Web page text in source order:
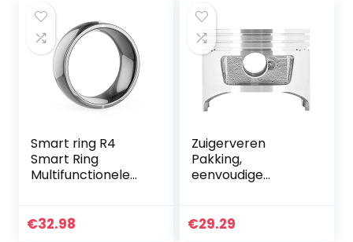
Smart ring R4
Smart Ring
Multifunctionele
iOS Android ICID
€32.98
Zuigerveren
Pakking,
eenvoudige
motoronderdelen
€29.29